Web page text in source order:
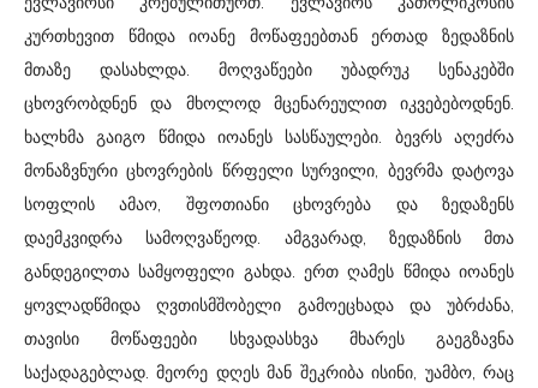
კურთხევით წმიდა იოანე მოწაფეებთან ერთად ზედაზნის
მთაზე დასახლდა. მოღვაწეები უბადრუკ სენაკებში
ცხოვრობდნენ და მხოლოდ მცენარეულით იკვებებოდნენ.
ხალხმა გაიგო წმიდა იოანეს სასწაულები. ბევრს აღეძრა
მონაზვნური ცხოვრების წრფელი სურვილი, ბევრმა დატოვა
სოფლის ამაო, შფოთიანი ცხოვრება და ზედაზენს
დაემკვიდრა სამოღვაწეოდ. ამგვარად, ზედაზნის მთა
განდეგილთა სამყოფელი გახდა. ერთ ღამეს წმიდა იოანეს
ყოვლადწმიდა ღვთისმშობელი გამოეცხადა და უბრძანა,
თავისი მოწაფეები სხვადასხვა მხარეს გაეგზავნა
საქადაგებლად. მეორე დღეს მან შეკრიბა ისინი, უამბო, რაც